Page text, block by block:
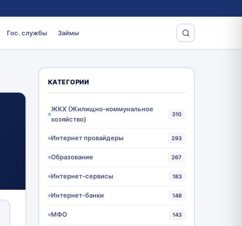
Гос. службы Займы
КАТЕГОРИИ
ЖКХ (Жилищно-коммунальное
хозяйство)
310
Интернет провайдеры 293
Образование 267
Интернет-сервисы 183
Интернет-банки 146
МФО 143